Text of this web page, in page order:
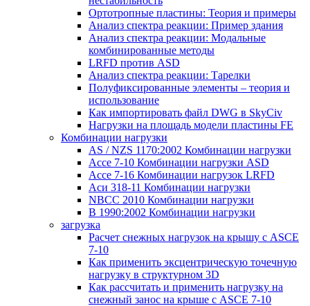
Ортотропные пластины: Теория и примеры
Анализ спектра реакции: Пример здания
Анализ спектра реакции: Модальные
комбинированные методы
LRFD против ASD
Анализ спектра реакции: Тарелки
Полуфиксированные элементы – теория и
использование
Как импортировать файл DWG в SkyCiv
Нагрузки на площадь модели пластины FE
Комбинации нагрузки
AS / NZS 1170:2002 Комбинации нагрузки
Ассе 7-10 Комбинации нагрузки ASD
Ассе 7-16 Комбинации нагрузок LRFD
Аси 318-11 Комбинации нагрузки
NBCC 2010 Комбинации нагрузки
В 1990:2002 Комбинации нагрузки
загрузка
Расчет снежных нагрузок на крышу с ASCE
7-10
Как применить эксцентрическую точечную
нагрузку в структурном 3D
Как рассчитать и применить нагрузку на
снежный занос на крыше с ASCE 7-10